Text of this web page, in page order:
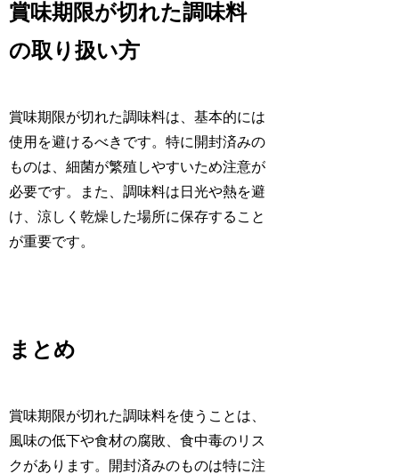
賞味期限が切れた調味料
の取り扱い方
賞味期限が切れた調味料は、基本的には
使用を避けるべきです。特に開封済みの
ものは、細菌が繁殖しやすいため注意が
必要です。また、調味料は日光や熱を避
け、涼しく乾燥した場所に保存すること
が重要です。
まとめ
賞味期限が切れた調味料を使うことは、
風味の低下や食材の腐敗、食中毒のリス
クがあります。開封済みのものは特に注